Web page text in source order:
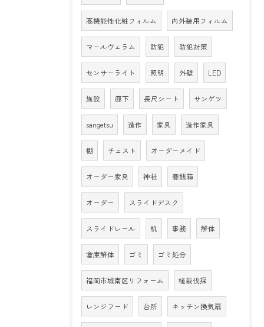
高機能性化粧フィルム 内外装用フィルム
マールヴェラム 防犯 防犯対策
センサーライト 照明 外壁 LED
施設 廊下 長尺シート サンゲツ
sangetsu 造作 家具 造作家具
棚 チェスト オーダーメイド
オーダー家具 神社 賽銭箱
オーダー スライドデスク
スライドレール 机 事務 解体
倉庫解体 ゴミ ゴミ処分
福岡市城南区リフォーム 植栽伐採
レンジフード 台所 キッチン換気扇